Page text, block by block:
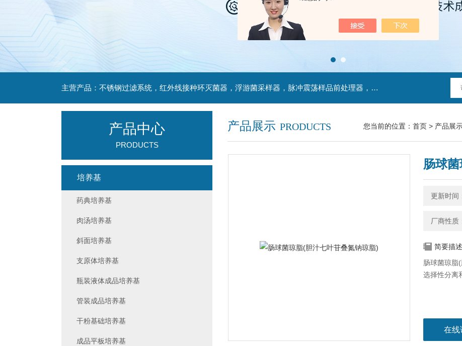
主营产品：不锈钢过滤系统，红外线接种环灭菌器，浮游菌采样器，脉冲震荡样品前处理器，数字化智能电热鼓风干燥箱，数字化智能电热恒温培养箱，实验室设备及环境温湿度监测系统，洁净工作台等实验设仪器设备。
产品展示 PRODUCTS 您当前的位置： 首页 > 产品展
肠球
更新时间
厂商性质
简要描述
肠球菌琼脂
选择性分离
在线
产品中心
PRODUCTS
培养基
药典培养基
肉汤培养基
斜面培养基
支原体培养基
瓶装液体成品培养基
管装成品培养基
干粉基础培养基
成品平板培养基